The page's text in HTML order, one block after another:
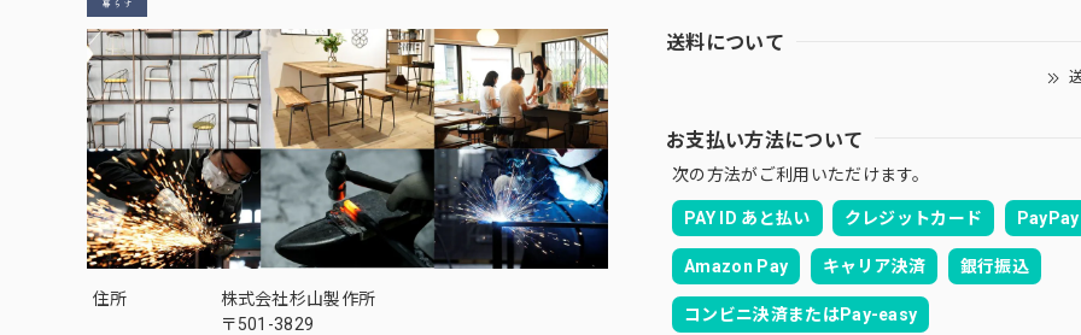
住所
株式会社杉山製作所
〒501-3829
送料について
お支払い方法について
次の方法がご利用いただけます。
PAY ID あと払い クレジットカード PayPay
Amazon Pay キャリア決済 銀行振込
コンビニ決済またはPay-easy